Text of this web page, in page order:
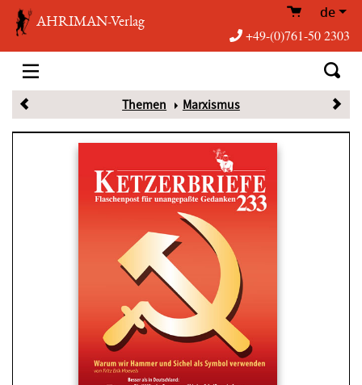
AHRIMAN-Verlag de
+49-(0)761-50 2303
Themen Marxismus